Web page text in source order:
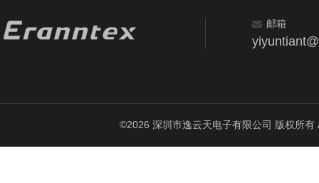
邮箱
©2026 深圳市逸云天电子有限公司 版权所有